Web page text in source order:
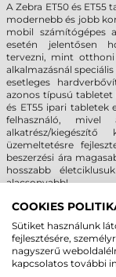
A Zebra ET50 és
modernebb és jobb
mobil számítógépes
esetén jelentősen
tervezni, mint otthoni
alkalmazásnál
esetleges
azonos típusú tabletet
és ET55 ipari tabletek
felhasználó, mivel
alkatrész/
üzemeltetésre
beszerzési ára
hosszabb
alacsonyabb!
ANDROID
A Zebra
SimulScan
COOKIES
Sütiket használunk
fejlesztésére,
nagyszerű
kapcsolatos további